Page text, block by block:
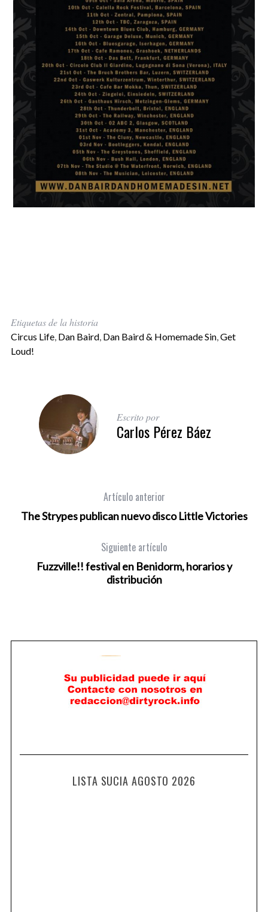
Etiquetas de la historia
Circus Life, Dan Baird, Dan Baird & Homemade Sin, Get
Loud!
Escrito por
Carlos Pérez Báez
Artículo anterior
The Strypes publican nuevo disco Little Victories
Siguiente artículo
Fuzzville!! festival en Benidorm, horarios y
distribución
LISTA SUCIA AGOSTO 2026